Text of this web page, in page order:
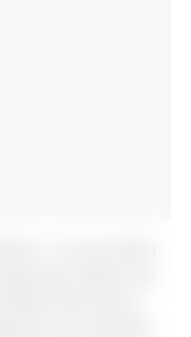
o consumidor
dados do
fármacos
priorizando